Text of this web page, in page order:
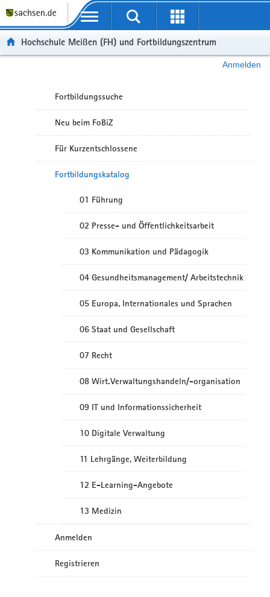
Portalübergreifende Navigation
Hochschule Meißen (FH) und Fortbildungszentrum
Anmelden
Fortbildungssuche
Neu beim FoBiZ
Für Kurzentschlossene
Fortbildungskatalog
01 Führung
02 Presse- und Öffentlichkeitsarbeit
03 Kommunikation und Pädagogik
04 Gesundheitsmanagement/ Arbeitstechnik
05 Europa, Internationales und Sprachen
06 Staat und Gesellschaft
07 Recht
08 Wirt.Verwaltungshandeln/-organisation
09 IT und Informationssicherheit
10 Digitale Verwaltung
11 Lehrgänge, Weiterbildung
12 E-Learning-Angebote
13 Medizin
Anmelden
Registrieren